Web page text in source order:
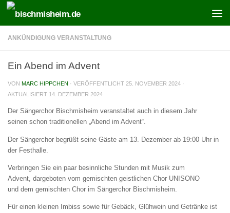
Zum Inhalt springen
ANKÜNDIGUNG VERANSTALTUNG
Ein Abend im Advent
VON MARC HIPPCHEN · VERÖFFENTLICHT 25. NOVEMBER 2024 ·
AKTUALISIERT 14. DEZEMBER 2024
Der Sängerchor Bischmisheim veranstaltet auch in diesem Jahr
seinen schon traditionellen „Abend im Advent“.
Der Sängerchor begrüßt seine Gäste am 13. Dezember ab 19:00 Uhr in
der Festhalle.
Verbringen Sie ein paar besinnliche Stunden mit Musik zum
Advent, dargeboten vom gemischten geistlichen Chor UNISONO
und dem gemischten Chor im Sängerchor Bischmisheim.
Für einen kleinen Imbiss sowie für Gebäck, Glühwein und Getränke ist